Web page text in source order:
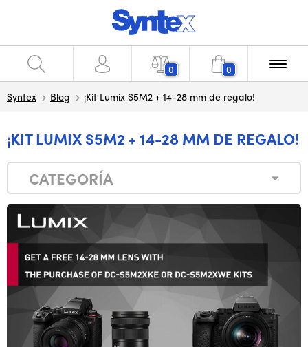
0 0
Syntex Blog ¡Kit Lumix S5M2 + 14-28 mm de regalo!
¡KIT LUMIX S5M2 + 14-28 MM DE REGALO!
CATEGORÍA